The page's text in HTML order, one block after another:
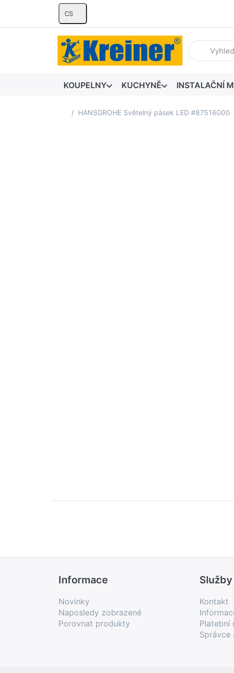
CS
Zadejte
KOUPELNY KUCHYNĚ INSTALAČNÍ
Domovská stránka
HANSGROHE Světelný pásek LED #87516000
Informace
Novinky
Naposledy zobrazené
Porovnat produkty
Služby
Kontakt
Platební
Správce